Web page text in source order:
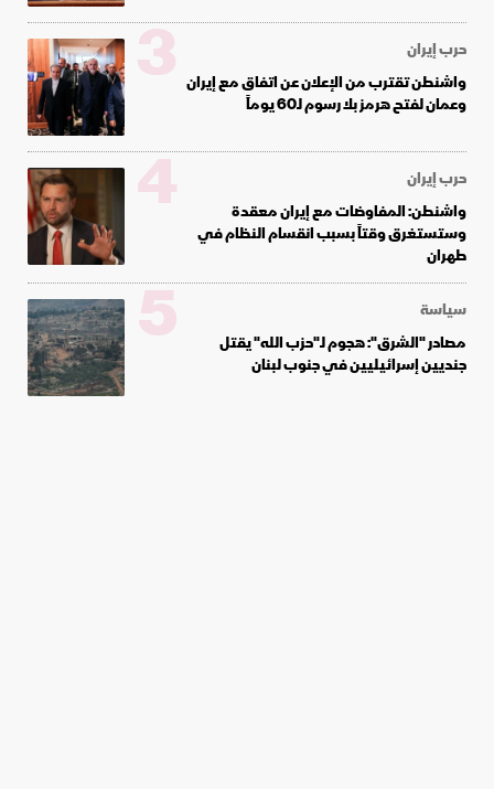
حرب إيران
واشنطن تقترب من الإعلان عن اتفاق مع إيران
وعمان لفتح هرمز بلا رسوم لـ60 يوماً
3
حرب إيران
واشنطن: المفاوضات مع إيران معقدة
وستستغرق وقتاً بسبب انقسام النظام في
طهران
4
سياسة
مصادر "الشرق": هجوم لـ"حزب الله" يقتل
جنديين إسرائيليين في جنوب لبنان
5